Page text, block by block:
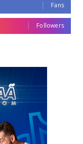
Fans
Followers